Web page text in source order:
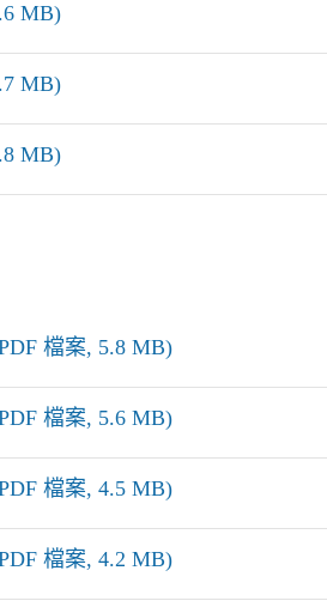
MB)
MB)
MB)
檔案, 5.8 MB)
檔案, 5.6 MB)
檔案, 4.5 MB)
檔案, 4.2 MB)